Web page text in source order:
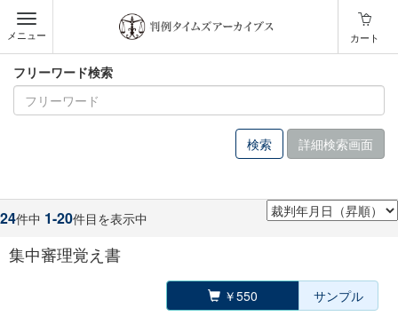
メニュー カート
フリーワード検索
詳細検索画面
24件中 1-20件目を表示中
集中審理覚え書
￥550 サンプル